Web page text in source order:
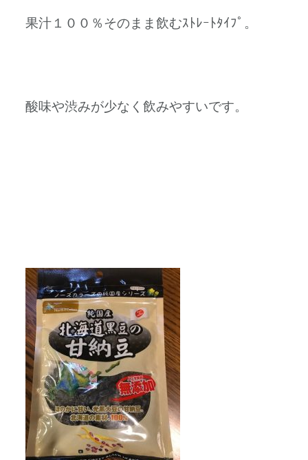
果汁１００％そのまま飲むｽﾄﾚｰﾄﾀｲﾌﾟ。
酸味や渋みが少なく飲みやすいです。